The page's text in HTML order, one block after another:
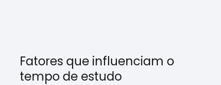
Fatores que influenciam o
tempo de estudo